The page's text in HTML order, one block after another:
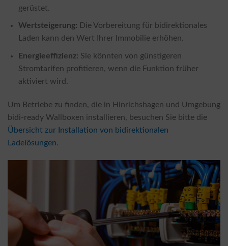
gerüstet.
Wertsteigerung: Die Vorbereitung für bidirektionales
Laden kann den Wert Ihrer Immobilie erhöhen.
Energieeffizienz: Sie könnten von günstigeren
Stromtarifen profitieren, wenn die Funktion früher
aktiviert wird.
Um Betriebe zu finden, die in Hinrichshagen und Umgebung
bidi-ready Wallboxen installieren, besuchen Sie bitte die
Übersicht zur Installation von bidirektionalen
Ladelösungen.